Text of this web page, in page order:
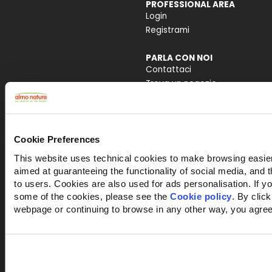
Cookie Preferences
This website uses technical cookies to make browsing
aimed at guaranteeing the functionality of social media,
to users. Cookies are also used for ads personalisation. If
some of the cookies, please see the Cookie policy. By
webpage or continuing to browse in any other way, you
PROFESSIONAL AREA
Login
Registrami
PARLA CON NOI
Contattaci
Trova un negozio
Lavora con noi
Seguici sui social